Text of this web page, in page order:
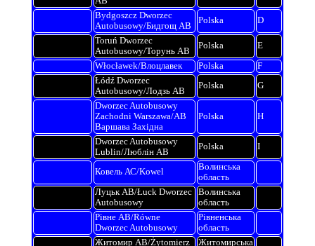
Bydgoszcz Dworzec
Autobusowy/Бидгощ АВ
Polska D
Toruń Dworzec
Autobusowy/Торунь АВ
Polska E
Włocławek/Влоцлавек Polska
F
Łódź Dworzec
Autobusowy/Лодзь АВ
Polska G
Dworzec Autobusowy
Zachodni Warszawa/АВ
Варшава Західна
Polska H
Dworzec Autobusowy
Lublin/Люблін АВ
Polska I
Ковель АС/Kowel
Волинська
область
Луцьк АВ/Łuck Dworzec
Autobusowy
Волинська
область
Рівне АВ/Równe
Dworzec Autobusowy
Рівненська
область
Житомир АВ/Żytomierz
Житомирська